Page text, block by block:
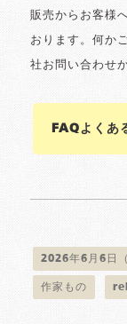
販売からお客様
おります。何か
社お問い合わせ
FAQよくあ
2026年6月6日
作家もの